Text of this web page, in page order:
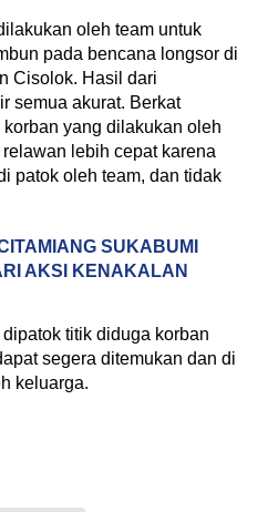
oleh team untuk
pada bencana longsor di
Cisolok. Hasil dari
semua akurat. Berkat
yang dilakukan oleh
lebih cepat karena
patok oleh team, dan tidak
SUKABUMI
AKSI KENAKALAN
titik diduga korban
segera ditemukan dan di
keluarga.